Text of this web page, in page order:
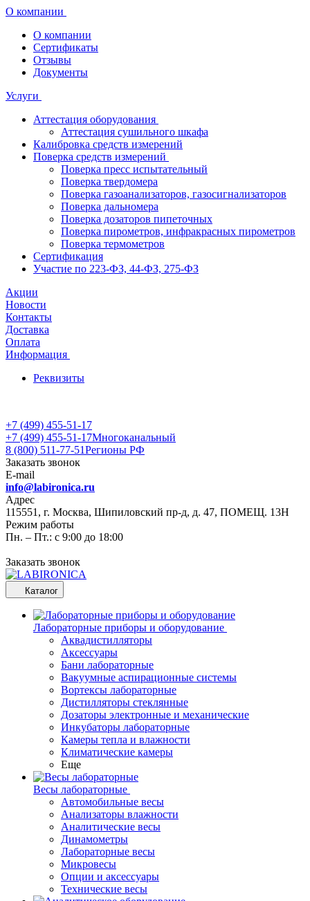
О компании
О компании
Сертификаты
Отзывы
Документы
Услуги
Аттестация оборудования
Аттестация сушильного шкафа
Калибровка средств измерений
Поверка средств измерений
Поверка пресс испытательный
Поверка твердомера
Поверка газоанализаторов, газосигнализаторов
Поверка дальномера
Поверка дозаторов пипеточных
Поверка пирометров, инфракрасных пирометров
Поверка термометров
Сертификация
Участие по 223-ФЗ, 44-ФЗ, 275-ФЗ
Акции
Новости
Контакты
Доставка
Оплата
Информация
Реквизиты
+7 (499) 455-51-17
+7 (499) 455-51-17Многоканальный
8 (800) 511-77-51Регионы РФ
Заказать звонок
E-mail
info@labironica.ru
Адрес
115551, г. Москва, Шипиловский пр-д, д. 47, ПОМЕЩ. 13Н
Режим работы
Пн. – Пт.: с 9:00 до 18:00
Заказать звонок
Каталог
Лабораторные приборы и оборудование
Аквадистилляторы
Аксессуары
Бани лабораторные
Вакуумные аспирационные системы
Вортексы лабораторные
Дистилляторы стеклянные
Дозаторы электронные и механические
Инкубаторы лабораторные
Камеры тепла и влажности
Климатические камеры
Еще
Весы лабораторные
Автомобильные весы
Анализаторы влажности
Аналитические весы
Динамометры
Лабораторные весы
Микровесы
Опции и аксессуары
Технические весы